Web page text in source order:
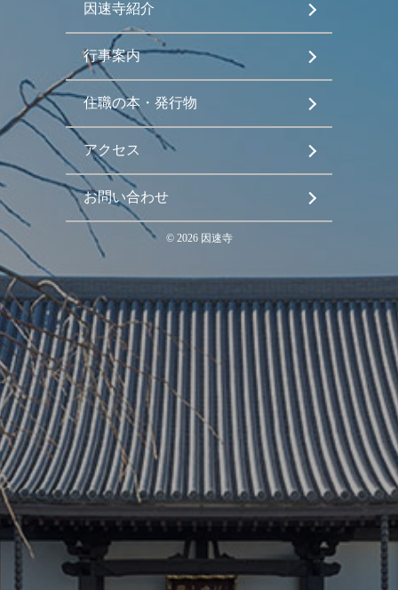
因速寺紹介
行事案内
住職の本・発行物
アクセス
お問い合わせ
© 2026因速寺